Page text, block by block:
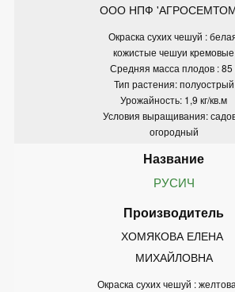
ООО НПФ
Окраска сухих чешуй :
кожистые чешуи кремовые
Средняя масса плодов : 85
Тип растения: полуострый
Урожайность: 1,9 кг/кв.м
Условия выращивания:
огородный
РУСИЧ
ХОМЯКОВА ЕЛЕНА
МИХАЙЛОВНА
Окраска сухих чешуй :